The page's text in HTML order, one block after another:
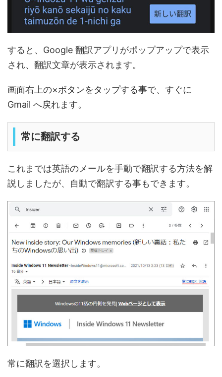
すると、Google 翻訳アプリがポップアップで表示
され、翻訳文章が表示されます。
画面右上の×ボタンをタップする事で、すぐに
Gmail へ戻れます。
常に翻訳する
これまでは英語のメールを手動で翻訳する方法を解
説しましたが、自動で翻訳する事もできます。
常に翻訳を選択します。